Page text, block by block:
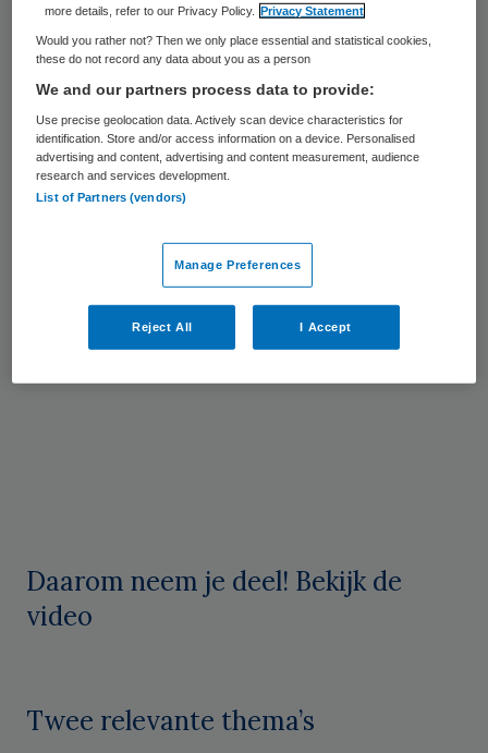
Mexit ondersteunt u graag bij
cliëntgerichte zorg in een kleurrijke
omgeving. Wat betekenen deze nieuwe
zorgwensen voor het zorgaanbod? En wat
betekenen deze wensen voor uw personele
organisatie? Wij helpen u bij het vormgeven
Kom op 13 juni naar deWERKconferentie
Cliëntgerichte zorg in een kleurrijke wereld
in Amsterdam.
Daarom neem je deel! Bekijk de
video
Twee relevante thema’s
more details, refer to our Privacy Policy.
Privacy Statement
Would you rather not? Then we only place essential and statistical cookies,
these do not record any data about you as a person
We and our partners process data to provide:
Use precise geolocation data. Actively scan device characteristics for
identification. Store and/or access information on a device. Personalised
advertising and content, advertising and content measurement, audience
research and services development.
List of Partners (vendors)
Manage Preferences
Reject All I Accept